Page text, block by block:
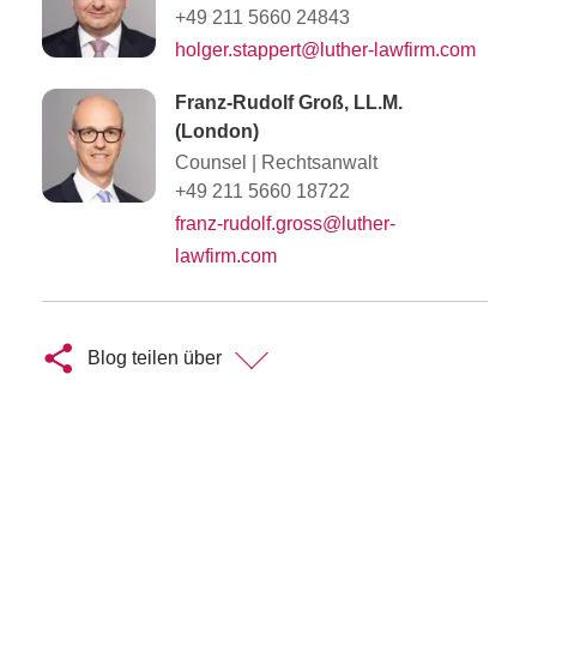
+49 211 5660 24843
holger.stappert@luther-lawfirm.com
Franz-Rudolf Groß, LL.M.
(London)
Counsel
Rechtsanwalt
+49 211 5660 18722
franz-rudolf.gross@luther-
lawfirm.com
Blog teilen über